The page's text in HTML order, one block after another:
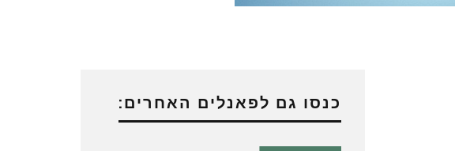
כנסו גם לפאנלים האחרים: